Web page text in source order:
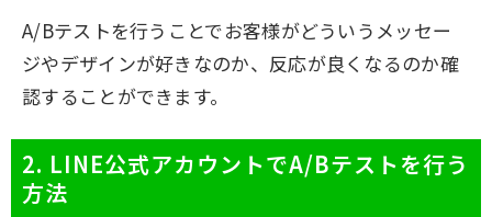
A/Bテストを行うことでお客様がどういうメッセー
ジやデザインが好きなのか、反応が良くなるのか確
認することができます。
2. LINE公式アカウントでA/Bテストを行う
方法